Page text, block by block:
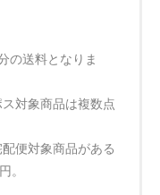
の送料となりま
対象商品は複数点
便対象商品がある
。